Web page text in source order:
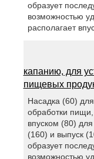
образует
возможностью
располагает
капанию, для
пищевых
Насадка (60)
обработки
впуском (80)
(160) и выпуск
образует
возможностью